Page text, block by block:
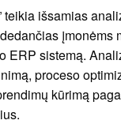
teikia išsamias
įmonėms
ERP sistemą.
proceso
kūrimą